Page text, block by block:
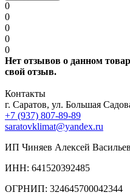
0
0
0
0
0
Нет отзывов о данном
свой отзыв.
Контакты
г. Саратов, ул. Большая
+7 (937) 807-89-89
saratovklimat@yandex.ru
ИП Чиняев Алексей
ИНН: 641520392485
ОГРНИП: 324645700042344